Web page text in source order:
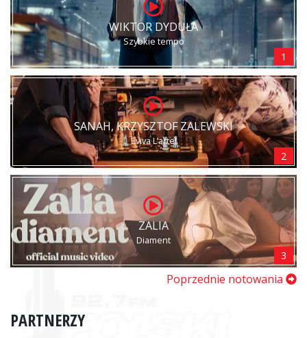
WIKTOR DYDUŁA
Szybkie tempo
1
SANAH, KRZYSZTOF ZALEWSKI
Eviva L’arte!
2
ZALIA
Diament
3
Poprzednie notowania
PARTNERZY